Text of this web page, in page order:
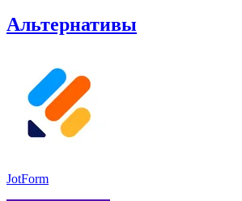
Альтернативы
JotForm